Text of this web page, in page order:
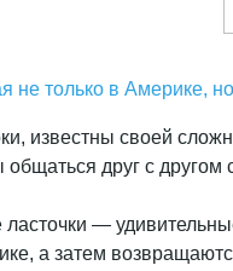
не только в Америке,
известны своей
друг с
ласточки —
а затем